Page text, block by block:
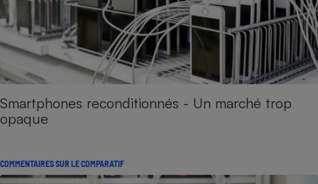
Smartphones reconditionnés - Un marché trop
opaque
COMMENTAIRES SUR LE COMPARATIF